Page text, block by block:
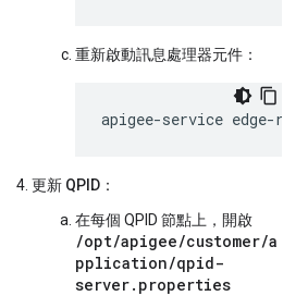
重新啟動訊息處理器元件：
apigee-service edge-
更新 QPID：
在每個 QPID 節點上，開啟
/opt/apigee/customer/a
pplication/qpid-
server.properties